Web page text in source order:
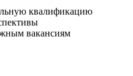
квалификацию
вакансиям